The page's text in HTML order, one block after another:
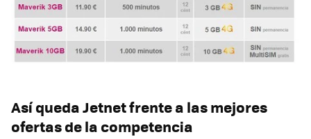
Así queda Jetnet frente a las mejores
ofertas de la competencia